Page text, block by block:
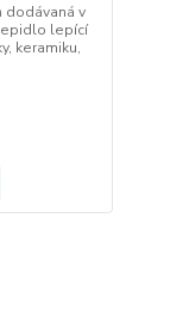
dodávaná v
lepící
keramiku,